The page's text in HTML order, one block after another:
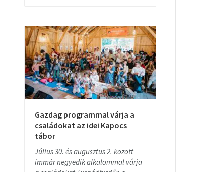
Gazdag programmal várja a
családokat az idei Kapocs
tábor
Július 30. és augusztus 2. között
immár negyedik alkalommal várja